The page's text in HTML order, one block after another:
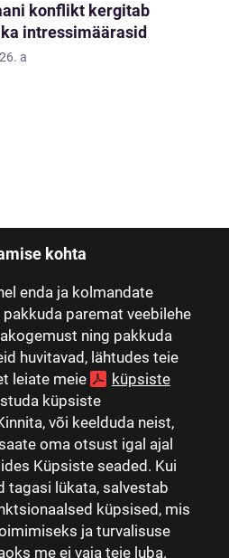
kohta
enda ja kolmandate
paremat veebilehe
ning pakkuda
huvitavad, lähtudes teie
leiate meie
küpsiste
küpsiste
või keelduda neist,
oma otsust igal ajal
Küpsiste seaded. Kui
lükata, salvestab
küpsised, mis
ja turvalisuse
me ei vaja teie luba.
konflikt kergitab
intressimäärasid
a